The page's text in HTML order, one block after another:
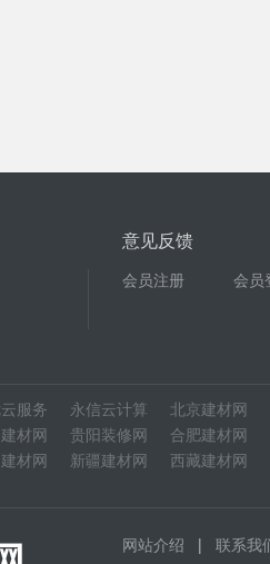
意见反馈
会员注册 会员
服务 永信云计算 北京建材网
材网 贵阳装修网 合肥建材网
材网 新疆建材网 西藏建材网
网站介绍 | 联系我